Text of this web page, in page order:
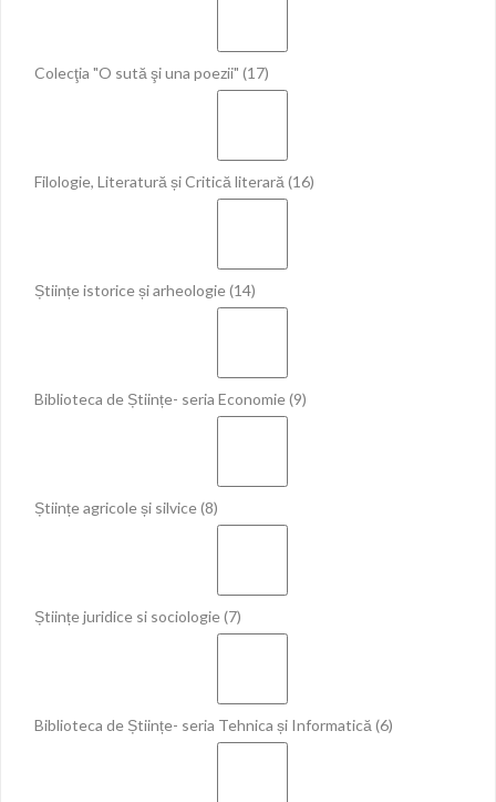
Colecţia "O sută şi una poezii" (17)
Filologie, Literatură și Critică literară (16)
Științe istorice și arheologie(14)
Biblioteca de Științe- seria Economie(9)
Științe agricole și silvice(8)
Științe juridice si sociologie(7)
Biblioteca de Științe- seria Tehnica și Informatică (6)